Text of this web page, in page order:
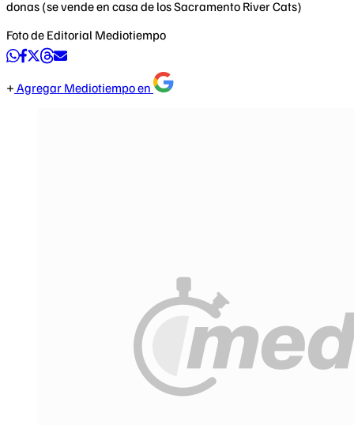
donas (se vende en casa de los Sacramento River Cats)
Foto de Editorial Mediotiempo
Agregar Mediotiempo en